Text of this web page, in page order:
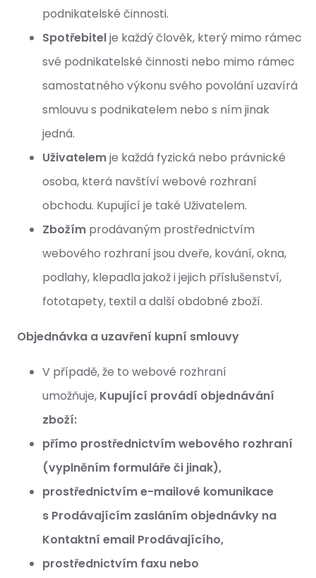
podnikatelské činnosti.
Spotřebitelje každý člověk, který mimo rámec
své podnikatelské činnosti nebo mimo rámec
samostatného výkonu svého povolání uzavírá
smlouvu s podnikatelem nebo s ním jinak
jedná.
Uživatelemje každá fyzická nebo právnické
osoba, která navštíví webové rozhraní
obchodu. Kupující je také Uživatelem.
Zbožím prodávaným prostřednictvím
webového rozhraní jsou dveře, kování, okna,
podlahy, klepadla jakož i jejich příslušenství,
fototapety, textil a další obdobné zboží.
Objednávka a uzavření kupní smlouvy
V případě, že to webové rozhraní
umožňuje, Kupující provádí objednávání
zboží:
přímo prostřednictvím webového rozhraní
(vyplněním formuláře či jinak),
prostřednictvím e-mailové komunikace
s Prodávajícím zasláním objednávky na
Kontaktní email Prodávajícího,
prostřednictvím faxu nebo